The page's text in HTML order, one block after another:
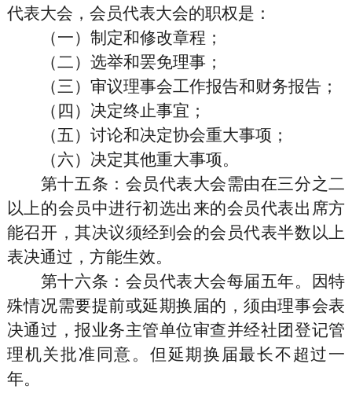
代表大会，会员代表大会的职权是：
（一）制定和修改章程；
（二）选举和罢免理事；
（三）审议理事会工作报告和财务报告；
（四）决定终止事宜；
（五）讨论和决定协会重大事项；
（六）决定其他重大事项。
第十五条 ：会员代表大会需由在三分之二
以上的会员中进行初选出来的会员代表出席方
能召开，其决议须经到会的会员代表半数以上
表决通过，方能生效。
第十六条 ：会员代表大会每届五年。因特
殊情况需要提前或延期换届的，须由理事会表
决通过，报业务主管单位审查并经社团登记管
理机关批准同意。但延期换届最长不超过一
年。